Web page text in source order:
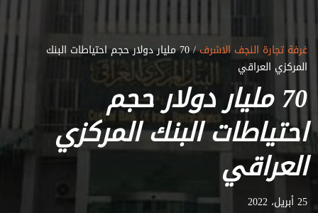
غرفة تجارة النجف الاشرف
/ 70 مليار دولار حجم احتياطات البنك
المركزي العراقي
70 مليار دولار حجم
احتياطات البنك المركزي
العراقي
25 أبريل، 2022